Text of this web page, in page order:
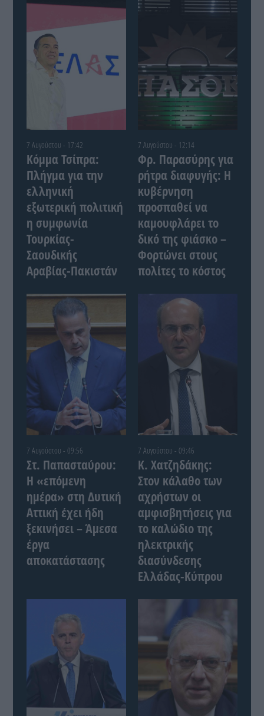
7 Αυγούστου - 17:42
Κόμμα Τσίπρα:
Πλήγμα για την
ελληνική
εξωτερική πολιτική
η συμφωνία
Τουρκίας-
Σαουδικής
Αραβίας-Πακιστάν
7 Αυγούστου - 12:14
Φρ. Παρασύρης για
ρήτρα διαφυγής: Η
κυβέρνηση
προσπαθεί να
καμουφλάρει το
δικό της φιάσκο –
Φορτώνει στους
πολίτες το κόστος
7 Αυγούστου - 09:56
Στ. Παπασταύρου:
Η «επόμενη
ημέρα» στη Δυτική
Αττική έχει ήδη
ξεκινήσει – Άμεσα
έργα
αποκατάστασης
7 Αυγούστου - 09:46
Κ. Χατζηδάκης:
Στον κάλαθο των
αχρήστων οι
αμφισβητήσεις για
το καλώδιο της
ηλεκτρικής
διασύνδεσης
Ελλάδας-Κύπρου